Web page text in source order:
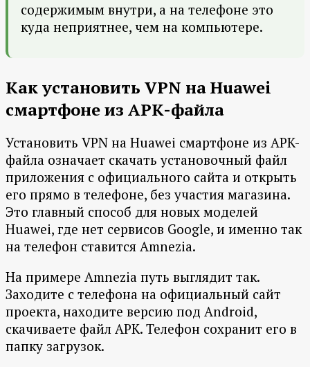
содержимым внутри, а на телефоне это
куда неприятнее, чем на компьютере.
Как установить VPN на Huawei
смартфоне из APK-файла
Установить VPN на Huawei смартфоне из APK-
файла означает скачать установочный файл
приложения с официального сайта и открыть
его прямо в телефоне, без участия магазина.
Это главный способ для новых моделей
Huawei, где нет сервисов Google, и именно так
на телефон ставится Amnezia.
На примере Amnezia путь выглядит так.
Заходите с телефона на официальный сайт
проекта, находите версию под Android,
скачиваете файл APK. Телефон сохранит его в
папку загрузок.